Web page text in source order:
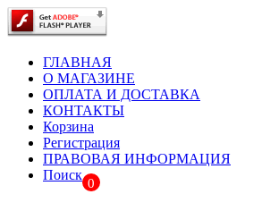
ГЛАВНАЯ
О МАГАЗИНЕ
ОПЛАТА И ДОСТАВКА
КОНТАКТЫ
Корзина
Регистрация
ПРАВОВАЯ ИНФОРМАЦИЯ
Поиск
0